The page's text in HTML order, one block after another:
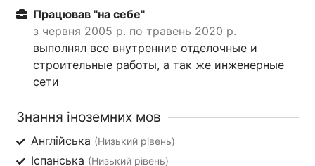
Працював "на себе"
з червня 2005 р. по травень 2020 р.
выполнял все внутренние отделочные и
строительные работы, а так же инженерные
сети
Знання іноземних мов
Англійська (Низький рівень)
Іспанська (Низький рівень)